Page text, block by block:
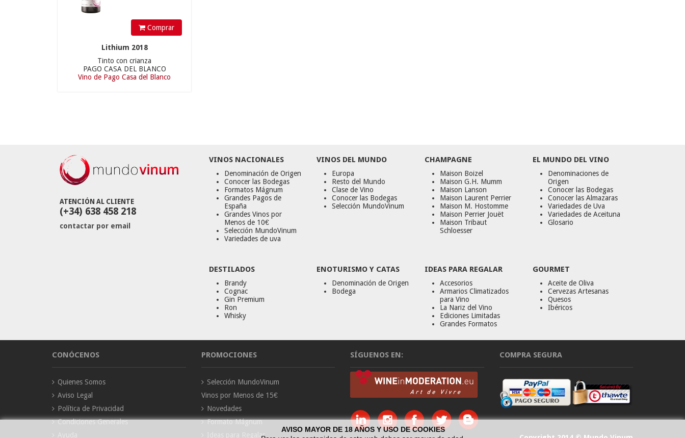
Comprar
Lithium 2018
Tinto con crianza
PAGO CASA DEL BLANCO
Vino de Pago Casa del Blanco
ATENCIÓN AL CLIENTE
(+34) 638 458 218
contactar por email
VINOS NACIONALES
Denominación de Origen
Conocer las Bodegas
Formatos Mágnum
Grandes Pagos de
España
Grandes Vinos por
Menos de 10€
Selección MundoVinum
Variedades de uva
VINOS DEL MUNDO
Europa
Resto del Mundo
Clase de Vino
Conocer las Bodegas
Selección MundoVinum
CHAMPAGNE
Maison Boizel
Maison G.H. Mumm
Maison Lanson
Maison Laurent Perrier
Maison M. Hostomme
Maison Perrier Jouët
Maison Tribaut
Schloesser
EL MUNDO DEL VINO
Denominaciones de
Origen
Conocer las Bodegas
Conocer las Almazaras
Variedades de Uva
Variedades de Aceituna
Glosario
DESTILADOS
Brandy
Cognac
Gin Premium
Ron
Whisky
ENOTURISMO Y CATAS
Denominación de Origen
Bodega
IDEAS PARA REGALAR
Accesorios
Armarios Climatizados
para Vino
La Nariz del Vino
Ediciones Limitadas
Grandes Formatos
GOURMET
Aceite de Oliva
Cervezas Artesanas
Quesos
Ibéricos
CONÓCENOS
Quienes Somos
Aviso Legal
Política de Privacidad
Condiciones Generales
PROMOCIONES
Selección MundoVinum
Vinos por Menos de 15€
Novedades
Formato Mágnum
Ideas para Regalar
SÍGUENOS EN: COMPRA SEGURA
AVISO MAYOR DE 18 AÑOS Y USO DE COOKIES